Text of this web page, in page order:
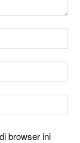
browser ini